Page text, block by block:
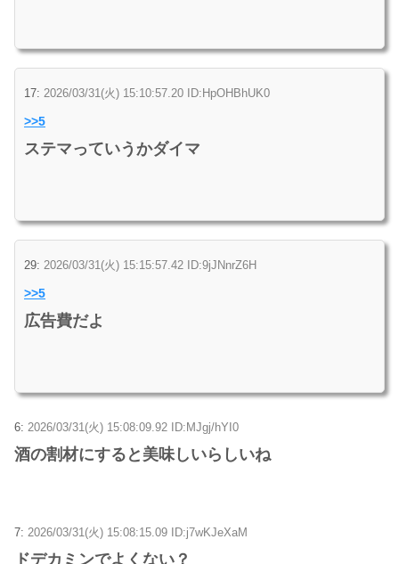
17: 2026/03/31(火) 15:10:57.20 ID:HpOHBhUK0
>>5
ステマっていうかダイマ
29: 2026/03/31(火) 15:15:57.42 ID:9jJNnrZ6H
>>5
広告費だよ
6: 2026/03/31(火) 15:08:09.92 ID:MJgj/hYI0
酒の割材にすると美味しいらしいね
7: 2026/03/31(火) 15:08:15.09 ID:j7wKJeXaM
ドデカミンでよくない？